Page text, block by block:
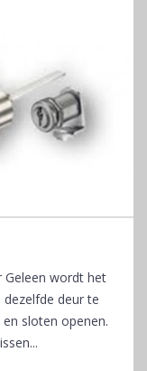
Geleen wordt het
deur te
sloten openen.